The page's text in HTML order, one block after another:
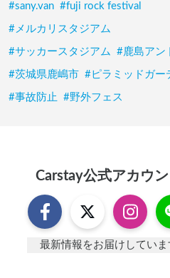
#sany.van #fuji rock festival
#メルカリスタジアム
#サッカースタジアム #鹿島アン
#茨城県鹿嶋市 #ピラミッドガー
#事故防止 #野外フェス
Carstay公式アカウン
最新情報をお届けしていま